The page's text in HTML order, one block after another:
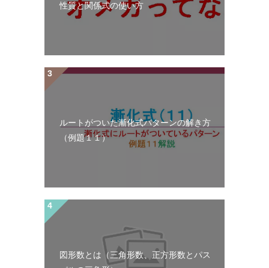
性質と関係式の使い方
ルートがついた漸化式パターンの解き方
（例題１１）
図形数とは（三角形数、正方形数とパス